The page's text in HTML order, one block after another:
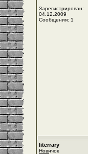
Зарегистрирован:
04.12.2009
Сообщения: 1
literrary
Новичок